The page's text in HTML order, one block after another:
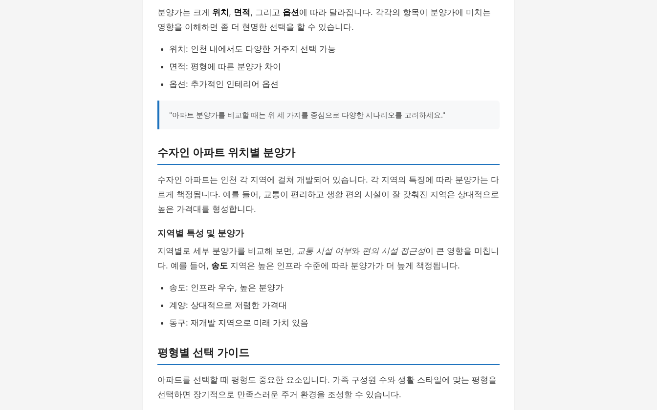
분양가는 크게 위치 , 면적, 그리고 옵션에 따라 달라집니다. 각각의 항목이 분양가에 미치는
영향을 이해하면 좀 더 현명한 선택을 할 수 있습니다.
위치: 인천 내에서도 다양한 거주지 선택 가능
면적: 평형에 따른 분양가 차이
옵션: 추가적인 인테리어 옵션
"아파트 분양가를 비교할 때는 위 세 가지를 중심으로 다양한 시나리오를 고려하세요."
수자인 아파트 위치별 분양가
수자인 아파트는 인천 각 지역에 걸쳐 개발되어 있습니다. 각 지역의 특징에 따라 분양가는 다
르게 책정됩니다. 예를 들어, 교통이 편리하고 생활 편의 시설이 잘 갖춰진 지역은 상대적으로
높은 가격대를 형성합니다.
지역별 특성 및 분양가
지역별로 세부 분양가를 비교해 보면, 교통 시설 여부와 편의 시설 접근성이 큰 영향을 미칩니
다. 예를 들어, 송도 지역은 높은 인프라 수준에 따라 분양가가 더 높게 책정됩니다.
송도: 인프라 우수, 높은 분양가
계양: 상대적으로 저렴한 가격대
동구: 재개발 지역으로 미래 가치 있음
평형별 선택 가이드
아파트를 선택할 때 평형도 중요한 요소입니다. 가족 구성원 수와 생활 스타일에 맞는 평형을
선택하면 장기적으로 만족스러운 주거 환경을 조성할 수 있습니다.